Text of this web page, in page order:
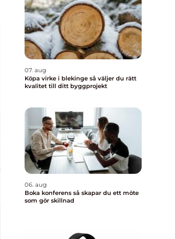
07. aug
Köpa virke i blekinge så väljer du rätt
kvalitet till ditt byggprojekt
06. aug
Boka konferens så skapar du ett möte
som gör skillnad